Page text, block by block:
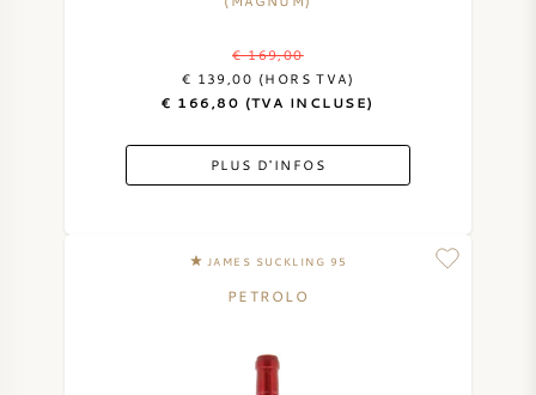
€ 169,00
€ 139,00 (HORS TVA)
€ 166,80 (TVA INCLUSE)
PLUS D'INFOS
JAMES SUCKLING 95
PETROLO